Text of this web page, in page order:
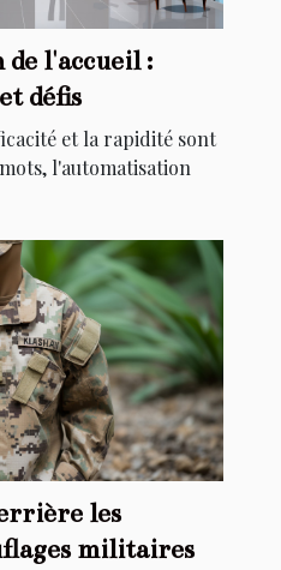
l'accueil :
défis
et la rapidité sont
l'automatisation
les
militaires